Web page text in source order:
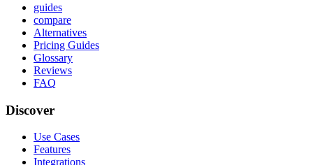
guides
compare
Alternatives
Pricing Guides
Glossary
Reviews
FAQ
Discover
Use Cases
Features
Integrations